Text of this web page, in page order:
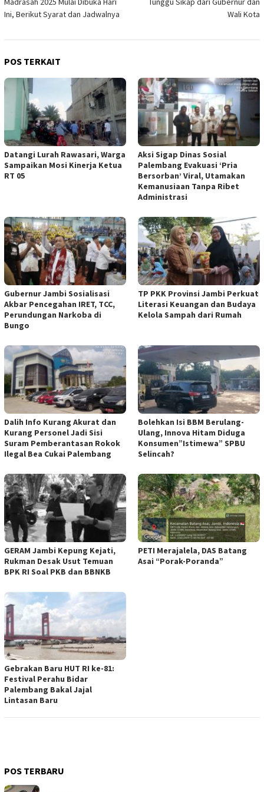
Ini, Berikut Syarat dan Jadwalnya
Wali Kota
POS TERKAIT
Datangi Lurah Rawasari, Warga
Sampaikan Mosi Kinerja Ketua
RT 05
Aksi Sigap Dinas Sosial
Palembang Evakuasi ‘Pria
Bersorban’ Viral, Utamakan
Kemanusiaan Tanpa Ribet
Administrasi
Gubernur Jambi Sosialisasi
Akbar Pencegahan IRET, TCC,
Perundungan Narkoba di
Bungo
TP PKK Provinsi Jambi Perkuat
Literasi Keuangan dan Budaya
Kelola Sampah dari Rumah
Dalih Info Kurang Akurat dan
Kurang Personel Jadi Sisi
Suram Pemberantasan Rokok
Ilegal Bea Cukai Palembang
Bolehkan Isi BBM Berulang-
Ulang, Innova Hitam Diduga
Konsumen”Istimewa” SPBU
Selincah?
GERAM Jambi Kepung Kejati,
Rukman Desak Usut Temuan
BPK RI Soal PKB dan BBNKB
PETI Merajalela, DAS Batang
Asai “Porak-Poranda”
Gebrakan Baru HUT RI ke-81:
Festival Perahu Bidar
Palembang Bakal Jajal
Lintasan Baru
POS TERBARU